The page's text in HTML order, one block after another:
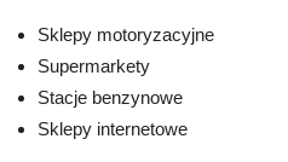
Sklepy motoryzacyjne
Supermarkety
Stacje benzynowe
Sklepy internetowe